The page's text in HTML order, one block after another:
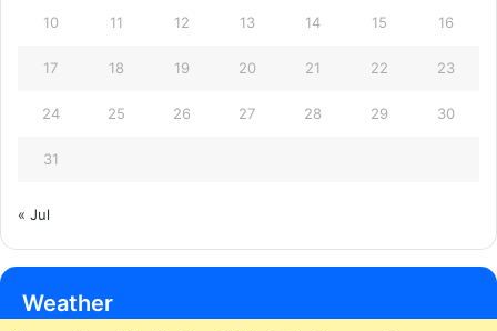
10 11 12 13 14 15 16
17 18 19 20 21 22 23
24 25 26 27 28 29 30
31
« Jul
Weather